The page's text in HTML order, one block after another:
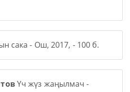
сака - Ош, 2017, - 100 б.
Үч жүз жаңылмач -